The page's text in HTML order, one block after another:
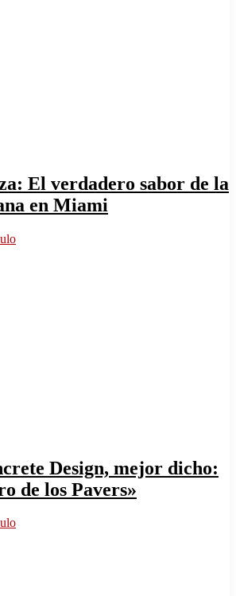
El verdadero sabor de la
en Miami
Design, mejor dicho:
de los Pavers»